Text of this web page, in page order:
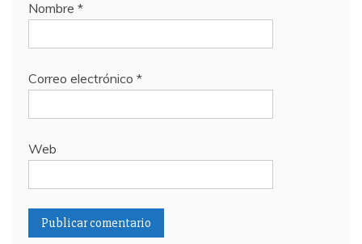
Nombre *
Correo electrónico *
Web